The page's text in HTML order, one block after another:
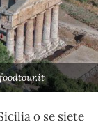
o se siete